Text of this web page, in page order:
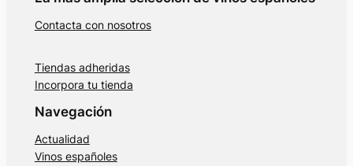
Contacta con nosotros
Tiendas adheridas
Incorpora tu tienda
Navegación
Actualidad
Vinos españoles